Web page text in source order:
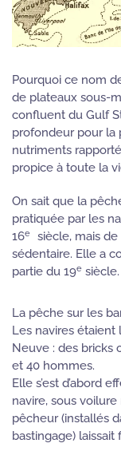
Pourquoi ce nom
de plateaux sous-
confluent du Gulf
profondeur pour la
nutriments
propice à toute la
On sait que la
pratiquée par les
16e
siècle, mais
sédentaire. Elle a
partie du 19e siècle.
La pêche sur les
Les navires
Neuve : des bricks
et 40 hommes.
Elle s’est d’abord
navire, sous
pêcheur (installés
bastingage) laissait